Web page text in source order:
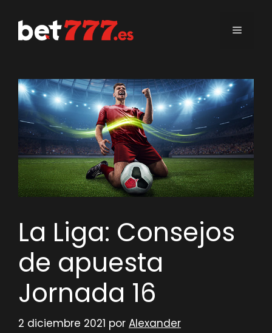
contenido
Menú
La Liga: Consejos
de apuesta
Jornada 16
2 diciembre 2021 por Alexander